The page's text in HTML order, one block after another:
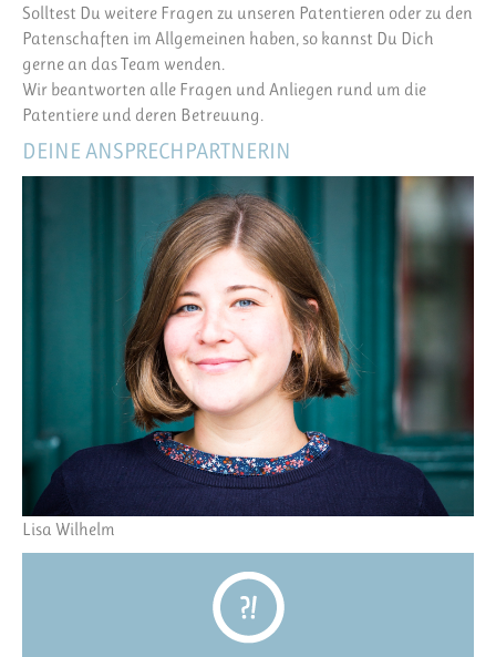
Solltest Du weitere Fragen zu unseren Patentieren oder zu den
Patenschaften im Allgemeinen haben, so kannst Du Dich
gerne an das Team wenden.
Wir beantworten alle Fragen und Anliegen rund um die
Patentiere und deren Betreuung.
DEINE ANSPRECHPARTNERIN
Lisa Wilhelm